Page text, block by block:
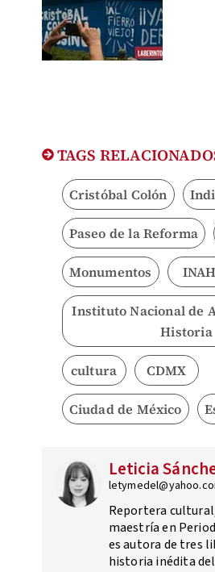
TAGS
Cristóbal Colón
Paseo de la Reforma
Monumentos INAH
Instituto Nacional de
Historia
cultura CDMX
Ciudad de México
Leticia
Reportera
maestría en
es autora de tres
historia inédita